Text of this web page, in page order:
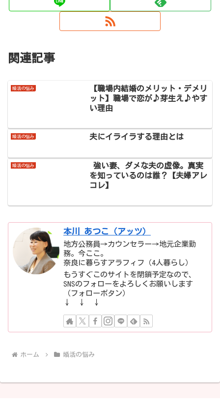
関連記事
婚活の悩み
【職場内結婚のメリット・デメリ
ット】職場で恋が♪芽生え♪やす
い理由
婚活の悩み 夫にイライラする理由とは
婚活の悩み
強い妻、ダメな夫の虚像。真実
を知っているのは誰？【夫婦アレ
コレ】
本川 あつこ（アッツ）
地方公務員→カウンセラー→地元企業勤
務。今ここ。
奈良に暮らすアラフィフ（4人暮らし）
もうすぐこのサイトを閉鎖予定なので、
SNSのフォローをよろしくお願いします
（フォローボタン）
↓ ↓ ↓
ホーム 婚活の悩み